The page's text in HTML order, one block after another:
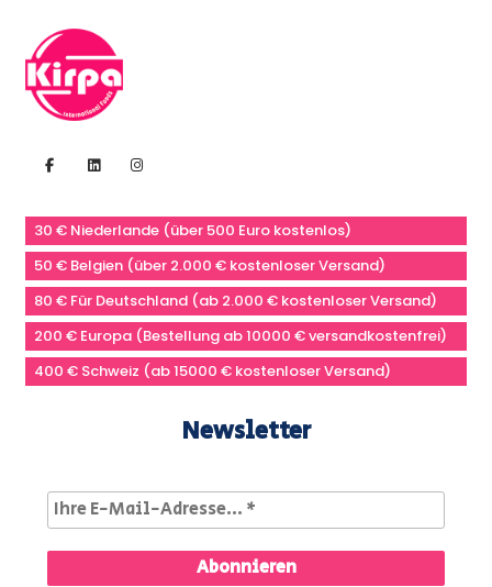
30 € Niederlande (über 500 Euro kostenlos)
50 € Belgien (über 2.000 € kostenloser Versand)
80 € Für Deutschland (ab 2.000 € kostenloser Versand)
200 € Europa (Bestellung ab 10000 € versandkostenfrei)
400 € Schweiz (ab 15000 € kostenloser Versand)
Newsletter